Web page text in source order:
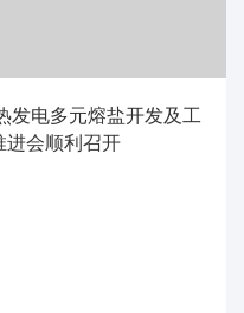
发电多元熔盐开发及工
进会顺利召开